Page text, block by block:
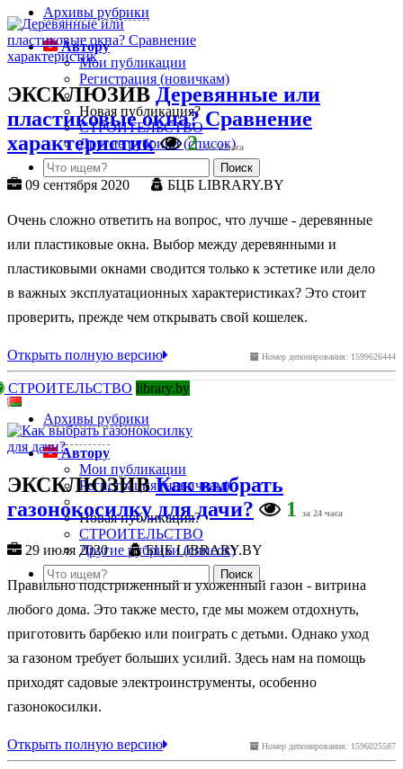
Архивы рубрики
Автору
Мои публикации
Регистрация (новичкам)
Новая публикация?
СТРОИТЕЛЬСТВО
Другие рубрики (список)
ЭКСКЛЮЗИВ Деревянные или
пластиковые окна? Сравнение
характеристик
2 за 24 часа
09 сентября 2020 БЦБ LIBRARY.BY
Очень сложно ответить на вопрос, что лучше - деревянные
или пластиковые окна. Выбор между деревянными и
пластиковыми окнами сводится только к эстетике или дело
в важных эксплуатационных характеристиках? Это стоит
проверить, прежде чем открывать свой кошелек.
Номер депонирования: 1599626444
Открыть полную версию
СТРОИТЕЛЬСТВО library.by
Архивы рубрики
Автору
Мои публикации
Регистрация (новичкам)
Новая публикация?
СТРОИТЕЛЬСТВО
Другие рубрики (список)
ЭКСКЛЮЗИВ Как выбрать
газонокосилку для дачи?
1 за 24 часа
29 июля 2020 БЦБ LIBRARY.BY
Правильно подстриженный и ухоженный газон - витрина
любого дома. Это также место, где мы можем отдохнуть,
приготовить барбекю или поиграть с детьми. Однако уход
за газоном требует больших усилий. Здесь нам на помощь
приходят садовые электроинструменты, особенно
газонокосилки.
Номер депонирования: 1596025587
Открыть полную версию